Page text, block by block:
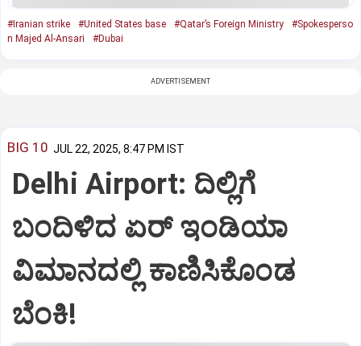
#Iranian strike #United States base #Qatar’s Foreign Ministry
#Spokesperso
n Majed Al-Ansari
#Dubai
ADVERTISEMENT
BIG 10 JUL 22, 2025, 8:47 PM IST
Delhi Airport: ದಿಲ್ಲಿಗೆ
ಬಂದಿಳಿದ ಏರ್‌ ಇಂಡಿಯಾ
ವಿಮಾನದಲ್ಲಿ ಕಾಣಿಸಿಕೊಂಡ
ಬೆಂಕಿ!